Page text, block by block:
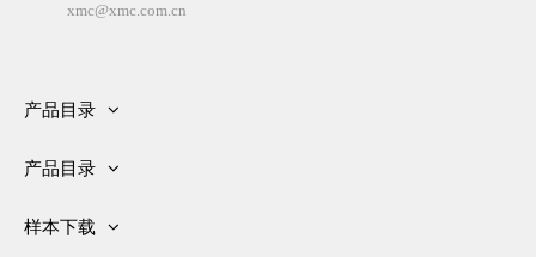
​ xmc@xmc.com.cn
产品目录
气缸
产品目录
样本下载